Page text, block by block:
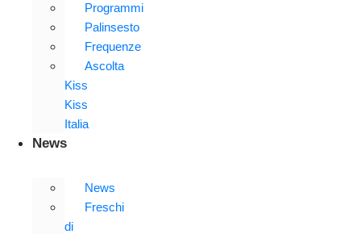
Programmi
Palinsesto
Frequenze
Ascolta
Kiss
Kiss
Italia
News
News
Freschi
di